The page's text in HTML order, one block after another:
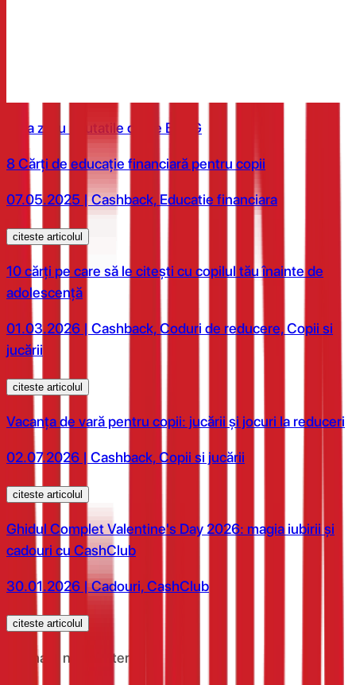
Fii la zi cu noutatile de pe BLOG
8 Cărți de educație financiară pentru copii
07.05.2025 | Cashback, Educatie financiara
citeste articolul
10 cărți pe care să le citești cu copilul tău înainte de
adolescență
01.03.2026 | Cashback, Coduri de reducere, Copii si
jucării
citeste articolul
Vacanța de vară pentru copii: jucării și jocuri la reduceri
02.07.2026 | Cashback, Copii si jucării
citeste articolul
Ghidul Complet Valentine's Day 2026: magia iubirii și
cadouri cu CashClub
30.01.2026 | Cadouri, CashClub
citeste articolul
Abonare newsletter